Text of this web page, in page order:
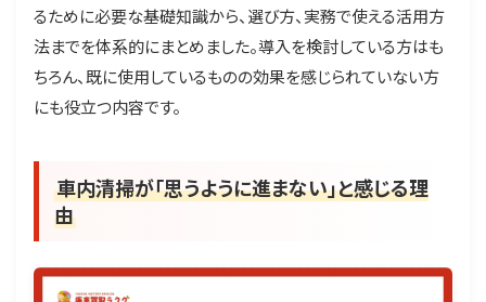
るために必要な基礎知識から、選び方、実務で使える活用方
法までを体系的にまとめました。導入を検討している方はも
ちろん、既に使用しているものの効果を感じられていない方
にも役立つ内容です。
車内清掃が「思うように進まない」と感じる理
由